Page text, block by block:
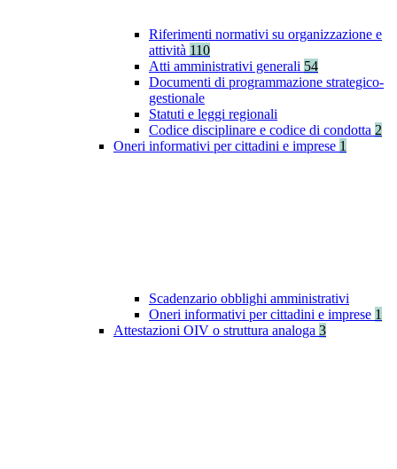
Riferimenti normativi su organizzazione e
attività 110
Atti amministrativi generali 54
Documenti di programmazione strategico-
gestionale
Statuti e leggi regionali
Codice disciplinare e codice di condotta 2
Oneri informativi per cittadini e imprese 1
Scadenzario obblighi amministrativi
Oneri informativi per cittadini e imprese 1
Attestazioni OIV o struttura analoga 3